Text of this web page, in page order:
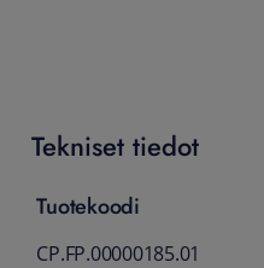
Tekniset tiedot
Tuotekoodi
CP.FP.00000185.01